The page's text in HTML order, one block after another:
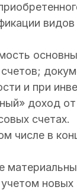
и при
доход от
счетах.
числе в